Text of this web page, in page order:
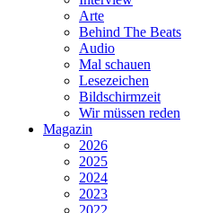
Arte
Behind The Beats
Audio
Mal schauen
Lesezeichen
Bildschirmzeit
Wir müssen reden
Magazin
2026
2025
2024
2023
2022